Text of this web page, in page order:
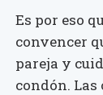
Es por eso
convencer
pareja y
condón. Las